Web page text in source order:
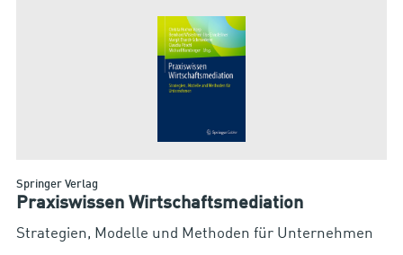
Springer Verlag
Praxiswissen Wirtschaftsmediation
Strategien, Modelle und Methoden für Unternehmen